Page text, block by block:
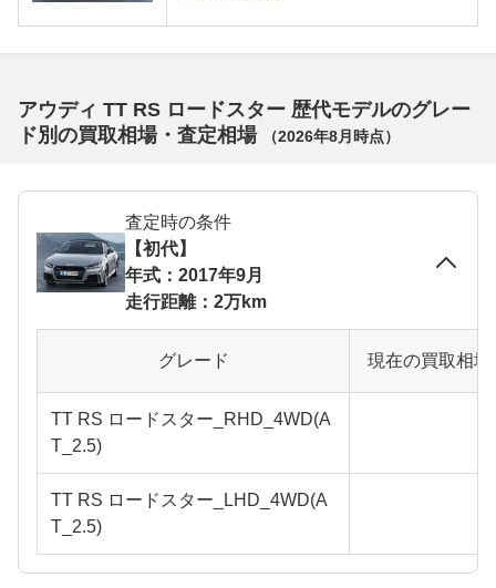
アウディ TT RS ロードスター 歴代モデルのグレー
ド別の買取相場・査定相場
（2026年8月 時点）
査定時の条件
【初代】
年式：2017年9月
走行距離：2万km
グレード 現在の買取相
TT RS ロードスター_RHD_4WD(A
T_2.5)
TT RS ロードスター_LHD_4WD(A
T_2.5)